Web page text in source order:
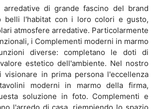
arredative di grande fascino del brand
belli l'habitat con i loro colori e gusto,
atmosfere arredative. Particolarmente
i Complementi moderni in marmo
diverse: completano le doti di
estetico dell'ambiente. Nel nostro
visionare in prima persona l'eccellenza
moderni in marmo della firma,
soluzione in foto. Complementi e